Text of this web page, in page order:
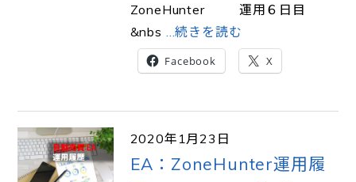
ZoneHunter 運用６日目
&nbs …続きを読む
Facebook X
2020年1月23日
EA：ZoneHunter運用履